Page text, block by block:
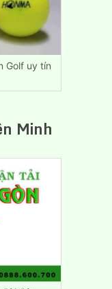
Golf uy tín
Minh